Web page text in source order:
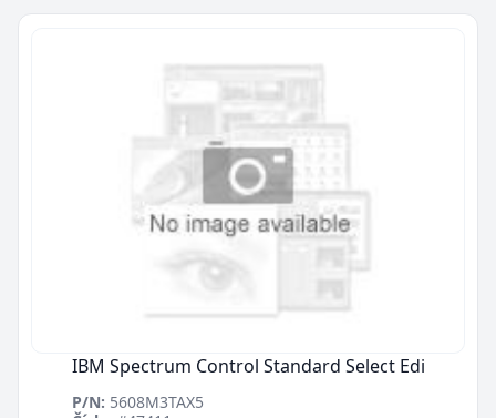
IBM Spectrum Control Standard Select Edi
P/N: 5608M3TAX5